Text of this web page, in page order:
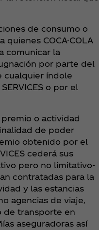
de consumo o
COCA-COLA
comunicar la
por parte del
cualquier índole
o por el
o actividad
de poder
obtenido por el
cederá sus
pero no limitativo-
contratadas para la
y las estancias
agencias de viaje,
de transporte en
aseguradoras así